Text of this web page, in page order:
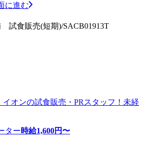
に進む
試食販売(短期)/SACB01913T
イオンの試食販売・PRスタッフ！未経
ター時給1,600円〜